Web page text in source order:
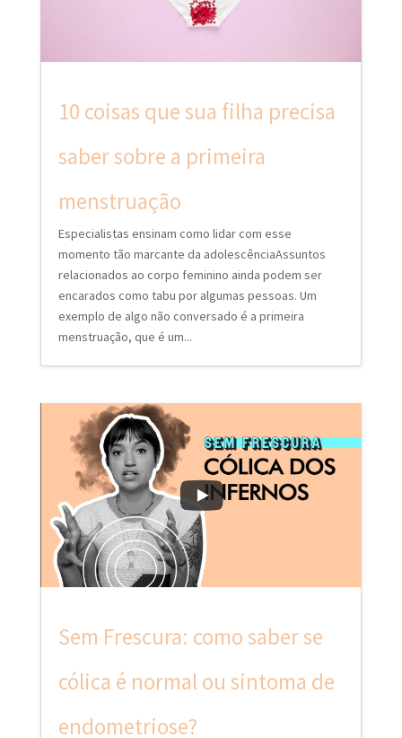
10 coisas que sua filha precisa
saber sobre a primeira
menstruação
Especialistas ensinam como lidar com esse
momento tão marcante da adolescênciaAssuntos
relacionados ao corpo feminino ainda podem ser
encarados como tabu por algumas pessoas. Um
exemplo de algo não conversado é a primeira
menstruação, que é um...
Sem Frescura: como saber se
cólica é normal ou sintoma de
endometriose?